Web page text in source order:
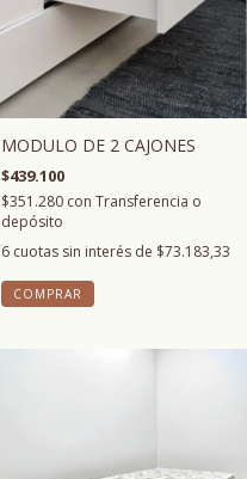
MODULO DE 2 CAJONES
$439.100
$351.280 con Transferencia o
depósito
6 cuotas sin interés de $73.183,33
COMPRAR